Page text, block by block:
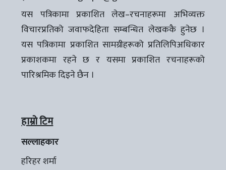
यस पत्रिकामा प्रकाशित लेख–रचनाहरूमा अभिव्यक्त
विचारप्रतिको जवाफदेहिता सम्बन्धित लेखककै हुनेछ ।
यस पत्रिकामा प्रकाशित सामग्रीहरूको प्रतिलिपिअधिकार
प्रकाशकमा रहने छ र यसमा प्रकाशित रचनाहरूको
पारिश्रमिक दिइने छैन ।
हाम्रो टिम
सल्लाहकार
हरिहर शर्मा